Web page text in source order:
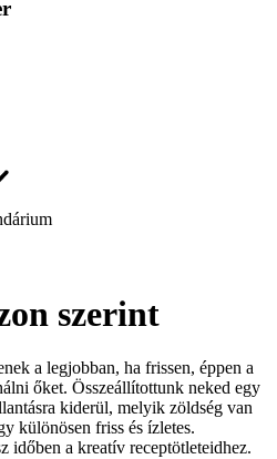
szerint
a legjobban, ha frissen, éppen a
őket. Összeállítottunk neked egy
kiderül, melyik zöldség van
különösen friss és ízletes.
időben a kreatív receptötleteidhez.